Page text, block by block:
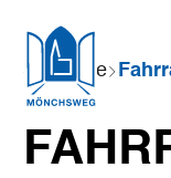
Sie
sind
hier:
Startseite